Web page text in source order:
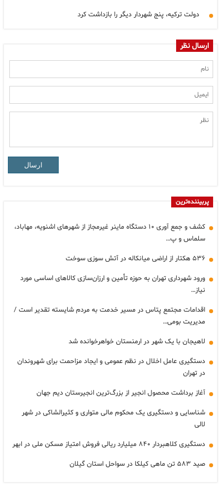
دولت ترکیه، پنج شهردار دیگر را بازداشت کرد
ارسال نظر
ارسال
پربیننده‌ترین
کشف و جمع آوری ۱۰ دستگاه ماینر غیرمجاز از شهرهای اشنویه، مهاباد،
سلماس و پ…
۵۳۶ هکتار از اراضی میانکاله در آتش سوزی سوخت
ورود شهرداری تهران به حوزه تأمین و ارزان‌سازی کالا‌های اساسی مورد
نیاز…
اقدامات مجتمع پتاس در مسیر خدمت به مردم شایسته تقدیر است /
مدیریت بومی…
لاهیجان با یک شهر در ارمنستان خواهرخوانده شد
دستگیری عامل اخلال در نظم عمومی و ایجاد مزاحمت برای شهروندان
در تهران
آغاز برداشت محصول انجیر از بزرگ‌ترین انجیرستان دیم جهان
شناسایی و دستگیری یک محکوم مالی متواری و کثیرالشاکی در شهر
لالی
دستگیری کلاهبردار ۸۴۰ میلیارد ریالی فروش امتیاز مسکن ملی در ابهر
صید ۵۸۳ تن ماهی کیلکا در سواحل استان گیلان